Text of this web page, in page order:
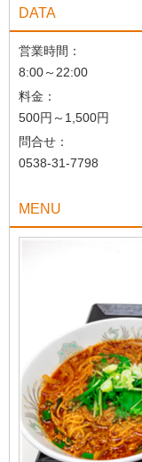
DATA
営業時間：
8:00～22:00
料金：
500円～1,500円
問合せ：
0538-31-7798
MENU